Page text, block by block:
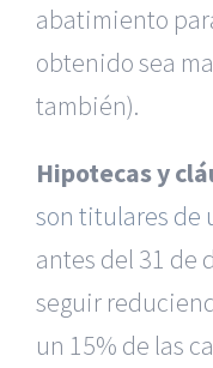
abatimiento
obtenido sea
también).
Hipotecas y
son titulares de
antes del 31 de
seguir
un 15% de las